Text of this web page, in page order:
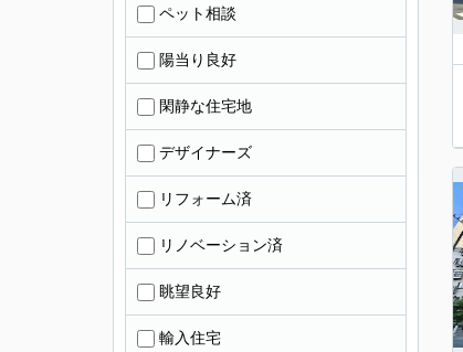
ペット相談
陽当り良好
閑静な住宅地
デザイナーズ
リフォーム済
リノベーション済
眺望良好
輸入住宅